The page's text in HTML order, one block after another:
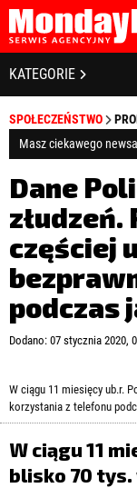
STRONA GŁÓWNA
O NAS
POLITYKA
REGULAMIN
LICENCJA
REJESTRACJA
KONTAKT
Zapamiętaj mnie
Zapomniałeś hasła?
zaloguj się
KATEGORIE
BIZNES I
BANKOWOŚĆ
NOWE
EDUKACJA
MEDIA
ZDROWIE I
LIFESTYLE
OPINIE I
SPOŁECZEŃSTWO
Masz ciekawego
Dane
złudzeń.
częściej
podczas
Dodano: 07 stycznia 2020,
W ciągu 11 miesięcy ub.r.
korzystania z telefonu
W ciągu 11
blisko 70